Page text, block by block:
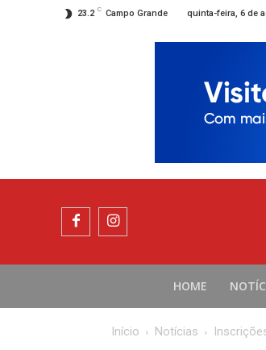
23.2 C Campo Grande quinta-feira, 6 de
HOME
Início Notícias